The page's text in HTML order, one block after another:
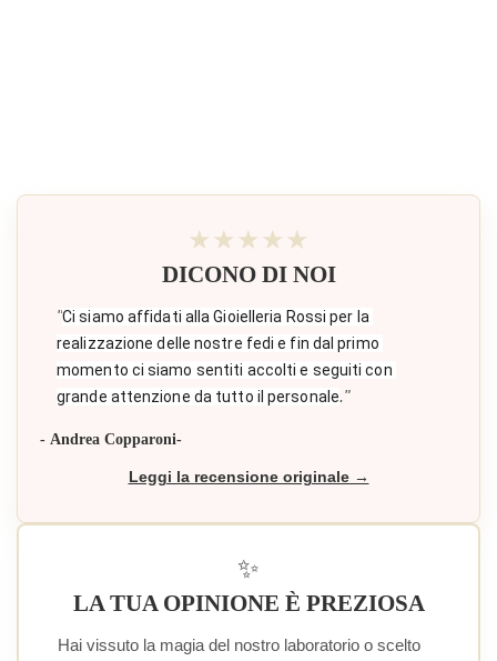
★★★★★
DICONO DI NOI
"Ci siamo affidati alla Gioielleria Rossi per la
realizzazione delle nostre fedi e fin dal primo
momento ci siamo sentiti accolti e seguiti con
grande attenzione da tutto il personale."
- Andrea Copparoni-
Leggi la recensione originale →
✨
LA TUA OPINIONE È PREZIOSA
Hai vissuto la magia del nostro laboratorio o scelto
Accedi
You need to be logged in to save products in your